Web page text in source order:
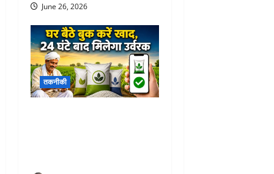
June 26, 2026
तकनीकी